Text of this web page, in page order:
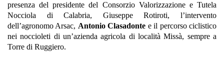
presenza del presidente del Consorzio Valorizzazione e Tutela
Nocciola di Calabria, Giuseppe Rotiroti, l’intervento
dell’agronomo Arsac, Antonio Clasadonte e il percorso ciclistico
nei noccioleti di un’azienda agricola di località Missà, sempre a
Torre di Ruggiero.